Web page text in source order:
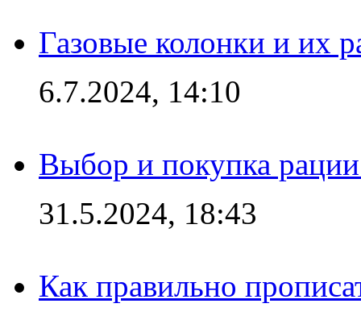
Газовые колонки и их
6.7.2024, 14:10
Выбор и покупка
31.5.2024, 18:43
Как правильно